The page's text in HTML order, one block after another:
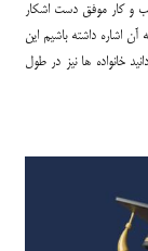
و کار موفق دست اشکار
اشاره داشته باشیم این
خانواده ها نیز در طول